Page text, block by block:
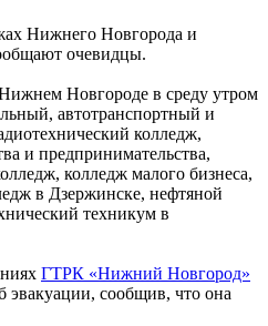
Нижнего Новгорода и
очевидцы.
Новгороде в среду утром
автотранспортный и
колледж,
и предпринимательства,
колледж малого бизнеса,
в Дзержинске, нефтяной
техникум в
ГТРК «Нижний Новгород»
сообщив, что она